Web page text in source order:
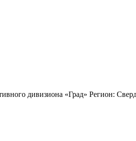
дивизиона «Град» Регион: